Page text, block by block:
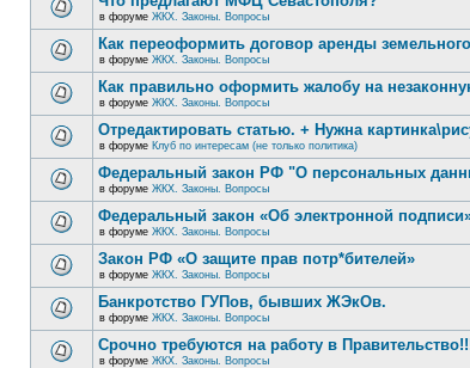
в форуме ЖКХ. Законы. Вопросы
Как переоформить договор аренды
в форуме ЖКХ. Законы. Вопросы
Как правильно оформить жалобу на
в форуме ЖКХ. Законы. Вопросы
Отредактировать статью. + Нужна
в форуме Клуб по интересам (не только политика)
Федеральный закон РФ "О персональных
в форуме ЖКХ. Законы. Вопросы
Федеральный закон «Об электронной
в форуме ЖКХ. Законы. Вопросы
Закон РФ «О защите прав потр*бителей»
в форуме ЖКХ. Законы. Вопросы
Банкротство ГУПов, бывших ЖЭкОв.
в форуме ЖКХ. Законы. Вопросы
Срочно требуются на работу в
в форуме ЖКХ. Законы. Вопросы